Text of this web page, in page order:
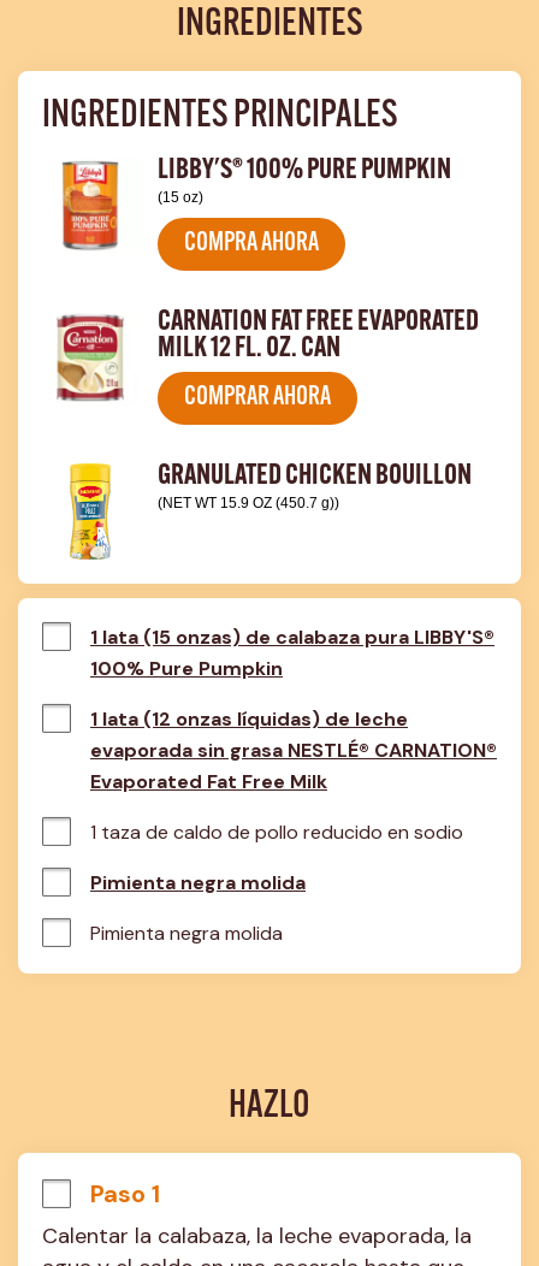
INGREDIENTES
INGREDIENTES PRINCIPALES
LIBBY'S® 100% PURE PUMPKIN
(15 oz)
COMPRA AHORA
CARNATION FAT FREE EVAPORATED
MILK 12 FL. OZ. CAN
COMPRAR AHORA
GRANULATED CHICKEN BOUILLON
(NET WT 15.9 OZ (450.7 g))
1 lata (15 onzas) de calabaza pura LIBBY'S®
100% Pure Pumpkin
1 lata (12 onzas líquidas) de leche
evaporada sin grasa NESTLÉ® CARNATION®
Evaporated Fat Free Milk
1 taza de caldo de pollo reducido en sodio
Pimienta negra molida
Pimienta negra molida
HAZLO
Paso 1
Calentar la calabaza, la leche evaporada, la